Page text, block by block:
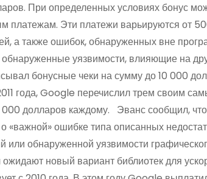
При определенных условиях бонус
платежам. Эти платежи варьируются от
а также ошибок, обнаруженных вне
уязвимости, влияющие на
бонусные чеки на сумму до 10 000
года, Google перечислил трем своим
долларов каждому. Эванс сообщил,
ошибке типа описанных
или обнаруженной уязвимости
новый вариант библиотек для